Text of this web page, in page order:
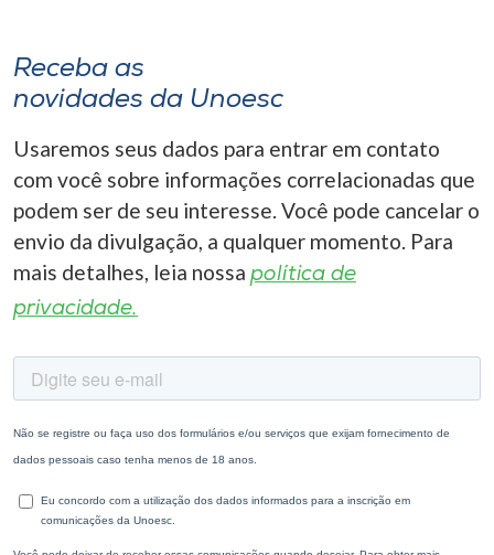
Receba as
novidades da Unoesc
Usaremos seus dados para entrar em contato
com você sobre informações correlacionadas que
podem ser de seu interesse. Você pode cancelar o
envio da divulgação, a qualquer momento. Para
mais detalhes, leia nossa política de
privacidade.